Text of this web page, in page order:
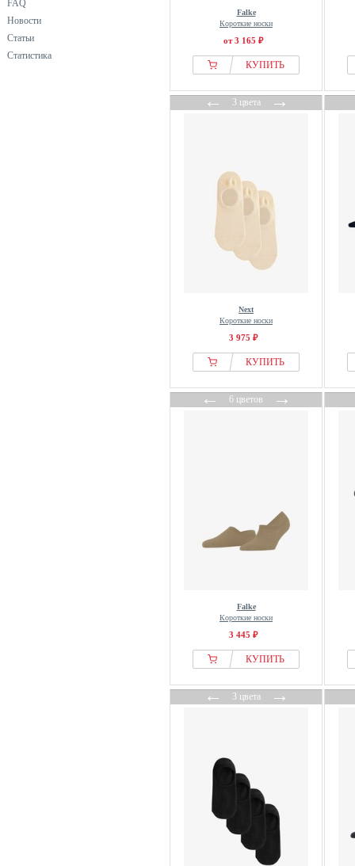
OCEANSAPART
ONeill
FAQ
Новости
Статьи
Статистика
Falke
Короткие носки
от 3 165 ₽
КУПИТЬ
←3 цвета→
Next
Короткие носки
3 975 ₽
КУПИТЬ
←6 цветов→
Falke
Короткие носки
3 445 ₽
КУПИТЬ
←3 цвета→